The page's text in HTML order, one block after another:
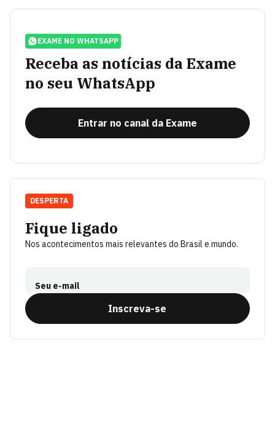
EXAME NO WHATSAPP
Receba as notícias da Exame
no seu WhatsApp
Entrar no canal da Exame
Fique ligado
Nos acontecimentos mais relevantes do Brasil e mundo.
Seu e-mail
Inscreva-se
DESPERTA